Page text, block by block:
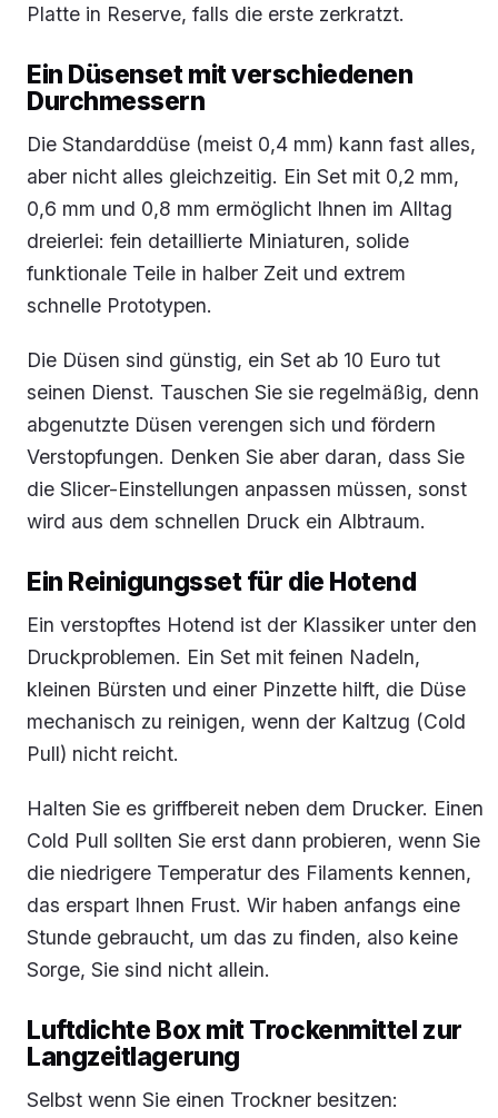
Platte in Reserve, falls die erste zerkratzt.
Ein Düsenset mit verschiedenen
Durchmessern
Die Standarddüse (meist 0,4 mm) kann fast alles,
aber nicht alles gleichzeitig. Ein Set mit 0,2 mm,
0,6 mm und 0,8 mm ermöglicht Ihnen im Alltag
dreierlei: fein detaillierte Miniaturen, solide
funktionale Teile in halber Zeit und extrem
schnelle Prototypen.
Die Düsen sind günstig, ein Set ab 10 Euro tut
seinen Dienst. Tauschen Sie sie regelmäßig, denn
abgenutzte Düsen verengen sich und fördern
Verstopfungen. Denken Sie aber daran, dass Sie
die Slicer-Einstellungen anpassen müssen, sonst
wird aus dem schnellen Druck ein Albtraum.
Ein Reinigungsset für die Hotend
Ein verstopftes Hotend ist der Klassiker unter den
Druckproblemen. Ein Set mit feinen Nadeln,
kleinen Bürsten und einer Pinzette hilft, die Düse
mechanisch zu reinigen, wenn der Kaltzug (Cold
Pull) nicht reicht.
Halten Sie es griffbereit neben dem Drucker. Einen
Cold Pull sollten Sie erst dann probieren, wenn Sie
die niedrigere Temperatur des Filaments kennen,
das erspart Ihnen Frust. Wir haben anfangs eine
Stunde gebraucht, um das zu finden, also keine
Sorge, Sie sind nicht allein.
Luftdichte Box mit Trockenmittel zur
Langzeitlagerung
Selbst wenn Sie einen Trockner besitzen: